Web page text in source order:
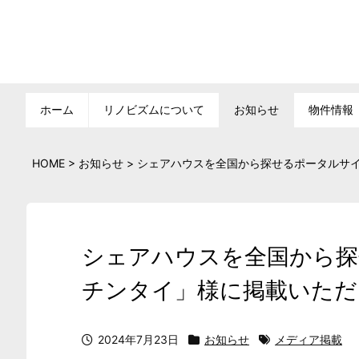
ホーム リノビズムについて お知らせ 物件情報
HOME > お知らせ > シェアハウスを全国から探せるポータルサ
シェアハウスを全国から
チンタイ」様に掲載いた
2024年7月23日 お知らせ メディア掲載